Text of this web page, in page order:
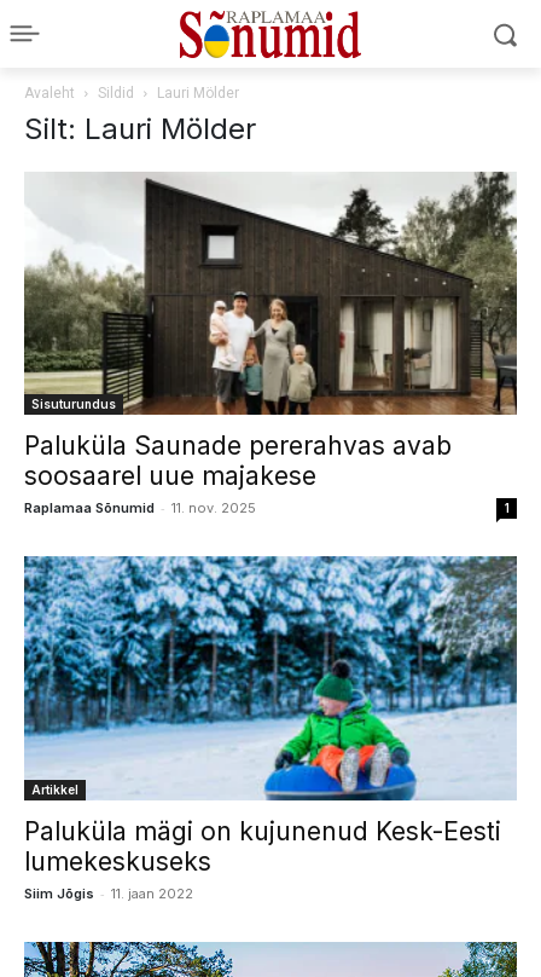
Avaleht Sildid Lauri Mölder
Silt: Lauri Mölder
Sisuturundus
Paluküla Saunade pererahvas avab
soosaarel uue majakese
Raplamaa Sõnumid - 11. nov. 2025 1
Artikkel
Paluküla mägi on kujunenud Kesk-Eesti
lumekeskuseks
Siim Jõgis - 11. jaan 2022